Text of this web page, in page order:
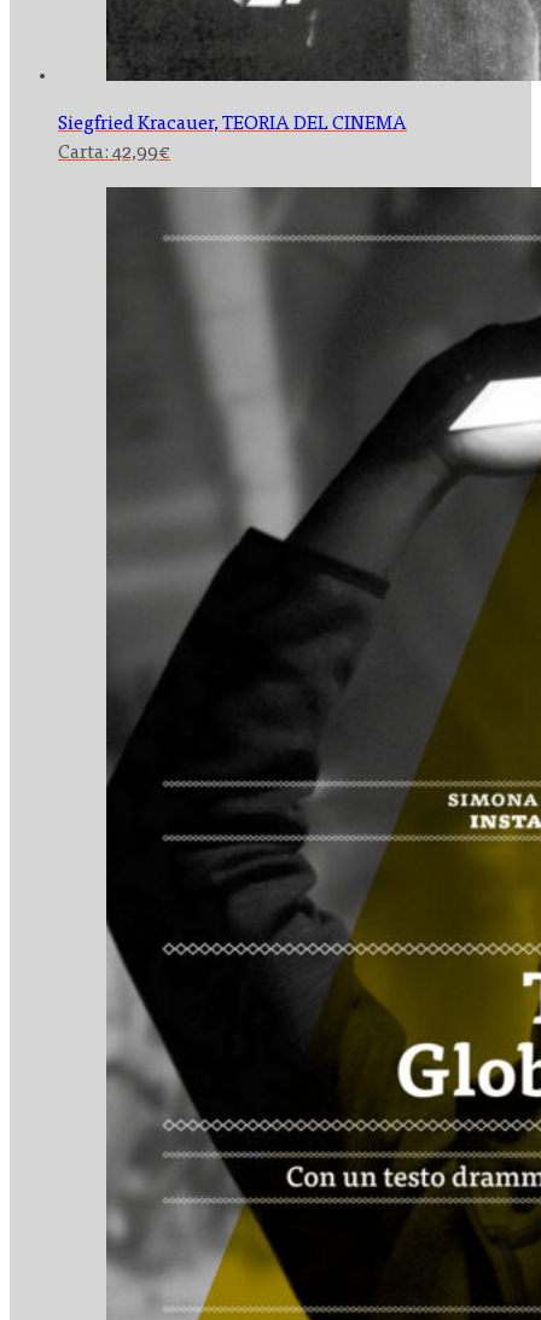
Siegfried Kracauer,TEORIA DEL CINEMA
Carta: 42,99€